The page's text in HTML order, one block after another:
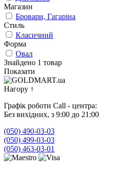
Магазин
Бровари, Гагаріна
Стиль
Класичний
Форма
Овал
Знайдено 1 товар
Показати
Нагору ↑
Графік роботи Call - центра:
Без вихідних, з 9:00 до 21:00
(050) 490-03-03
(050) 499-03-03
(050) 463-03-01